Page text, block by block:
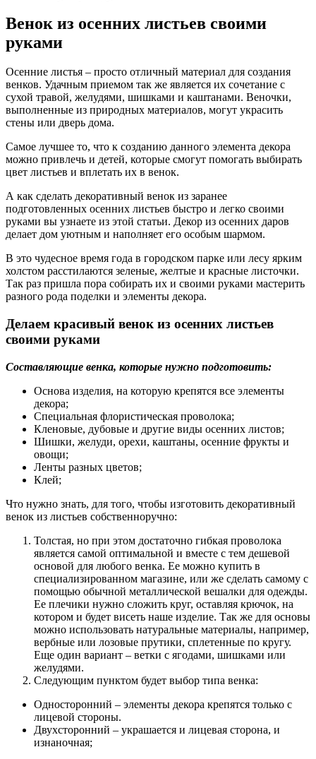
Венок из осенних листьев своими
руками
Осенние листья – просто отличный материал для создания
венков. Удачным приемом так же является их сочетание с
сухой травой, желудями, шишками и каштанами. Веночки,
выполненные из природных материалов, могут украсить
стены или дверь дома.
Самое лучшее то, что к созданию данного элемента декора
можно привлечь и детей, которые смогут помогать выбирать
цвет листьев и вплетать их в венок.
А как сделать декоративный венок из заранее
подготовленных осенних листьев быстро и легко своими
руками вы узнаете из этой статьи. Декор из осенних даров
делает дом уютным и наполняет его особым шармом.
В это чудесное время года в городском парке или лесу ярким
холстом расстилаются зеленые, желтые и красные листочки.
Так раз пришла пора собирать их и своими руками мастерить
разного рода поделки и элементы декора.
Делаем красивый венок из осенних листьев
своими руками
Составляющие венка, которые нужно подготовить:
Основа изделия, на которую крепятся все элементы
декора;
Специальная флористическая проволока;
Кленовые, дубовые и другие виды осенних листов;
Шишки, желуди, орехи, каштаны, осенние фрукты и
овощи;
Ленты разных цветов;
Клей;
Что нужно знать, для того, чтобы изготовить декоративный
венок из листьев собственноручно:
Толстая, но при этом достаточно гибкая проволока
является самой оптимальной и вместе с тем дешевой
основой для любого венка. Ее можно купить в
специализированном магазине, или же сделать самому с
помощью обычной металлической вешалки для одежды.
Ее плечики нужно сложить круг, оставляя крючок, на
котором и будет висеть наше изделие. Так же для основы
можно использовать натуральные материалы, например,
вербные или лозовые прутики, сплетенные по кругу.
Еще один вариант – ветки с ягодами, шишками или
желудями.
Следующим пунктом будет выбор типа венка:
Односторонний – элементы декора крепятся только с
лицевой стороны.
Двухсторонний – украшается и лицевая сторона, и
изнаночная;